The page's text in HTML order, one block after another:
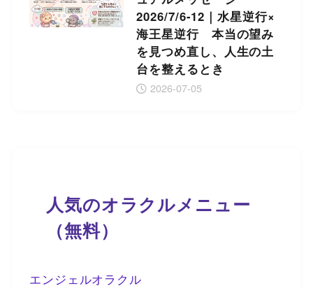
2026/7/6-12｜水星逆行×
海王星逆行 本当の望み
を見つめ直し、人生の土
台を整えるとき
2026-07-05
人気のオラクルメニュー
（無料）
エンジェルオラクル